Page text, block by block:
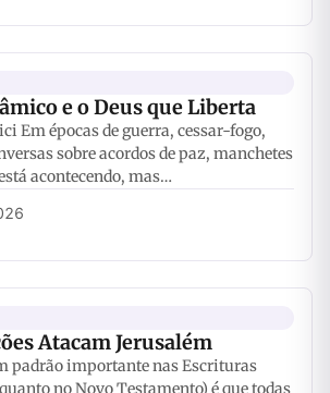
e o Deus que Liberta
Em épocas de guerra, cessar-fogo,
sobre acordos de paz, manchetes
acontecendo, mas…
Atacam Jerusalém
padrão importante nas Escrituras
no Novo Testamento) é que todas